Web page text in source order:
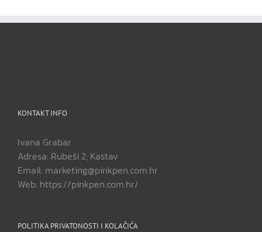
KONTAKT INFO
Ivana Grabar
Adresa: Rubeši 2, Kastav
Email: marketing@pinkpen.com.hr
Web: https://pinkpen.com.hr/
POLITIKA PRIVATONOSTI I KOLAČIĆA